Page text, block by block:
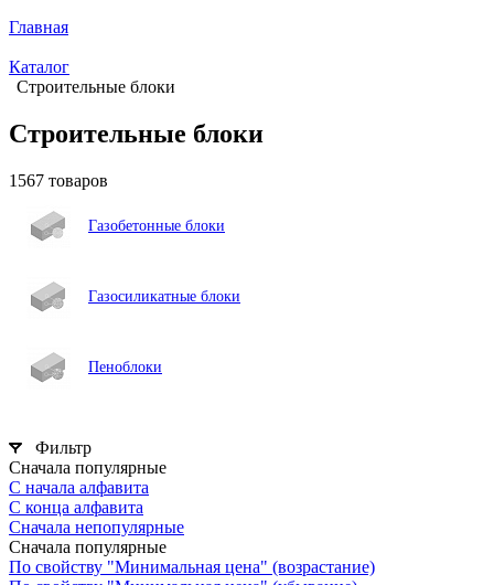
Главная
Каталог
Строительные блоки
Строительные блоки
1567 товаров
Газобетонные блоки
Газосиликатные блоки
Пеноблоки
Фильтр
Сначала популярные
С начала алфавита
С конца алфавита
Сначала непопулярные
Сначала популярные
По свойству "Минимальная цена" (возрастание)